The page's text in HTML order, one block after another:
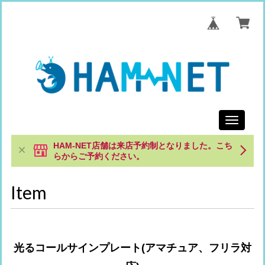
Toggle
HAM-NET店舗は来店予約制となりました。こち
らからご予約ください。
Item
光るコールサインプレート(アマチュア、フリラ対